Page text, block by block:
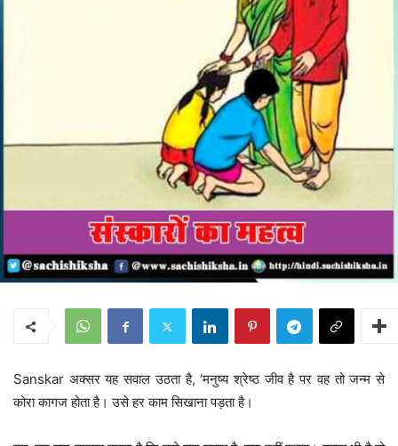
Sanskar अक्सर यह सवाल उठता है, ‘मनुष्य श्रेष्ठ जीव है पर वह तो जन्म से
कोरा कागज होता है। उसे हर काम सिखाना पड़ता है।